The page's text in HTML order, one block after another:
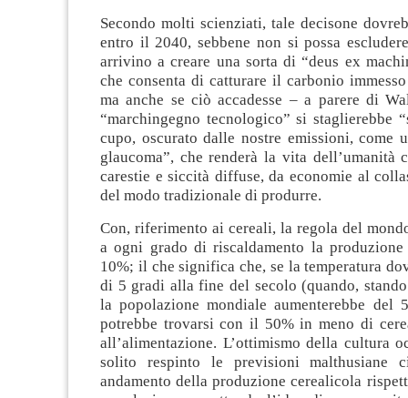
Secondo molti scienziati, tale decisone
entro il 2040, sebbene non si possa
arrivino a creare una sorta di “deus ex
che consenta di catturare il carbonio
ma anche se ciò accadesse – a parere di
“marchingegno tecnologico” si staglierebbe
cupo, oscurato dalle nostre emissioni, come
glaucoma”, che renderà la vita dell’umanità
carestie e siccità diffuse, da economie al
del modo tradizionale di produrre.
Con, riferimento ai cereali, la regola del
a ogni grado di riscaldamento la
10%; il che significa che, se la temperatura
di 5 gradi alla fine del secolo (quando,
la popolazione mondiale aumenterebbe del
potrebbe trovarsi con il 50% in meno di
all’alimentazione. L’ottimismo della cultura
solito respinto le previsioni malthusiane
andamento della produzione cerealicola